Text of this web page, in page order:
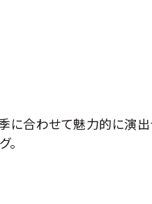
季に合わせて魅力的に演